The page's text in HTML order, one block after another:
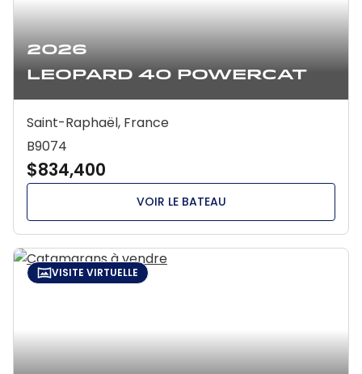
2026
Leopard 40 Powercat
Saint-Raphaël, France
B9074
$834,400
VOIR LE BATEAU
VISITE VIRTUELLE